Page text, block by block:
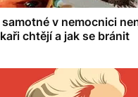
v nemocnici
chtějí a jak se bránit